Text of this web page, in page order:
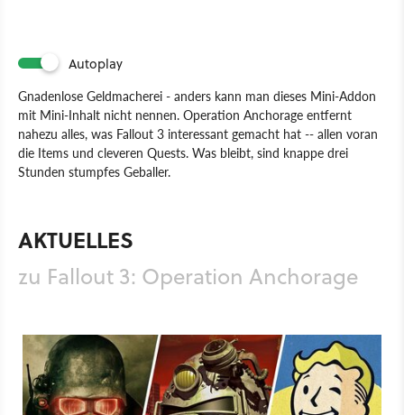
Autoplay
Gnadenlose Geldmacherei - anders kann man dieses Mini-Addon
mit Mini-Inhalt nicht nennen. Operation Anchorage entfernt
nahezu alles, was Fallout 3 interessant gemacht hat -- allen voran
die Items und cleveren Quests. Was bleibt, sind knappe drei
Stunden stumpfes Geballer.
Fallout 3: Operation Anchorage
AKTUELLES
zu Fallout 3: Operation Anchorage